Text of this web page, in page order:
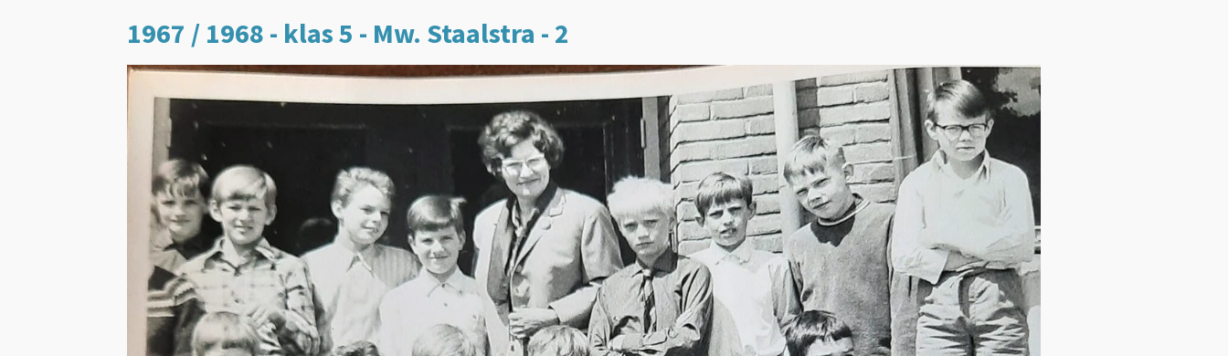
1967 / 1968 - klas 5 - Mw. Staalstra - 2